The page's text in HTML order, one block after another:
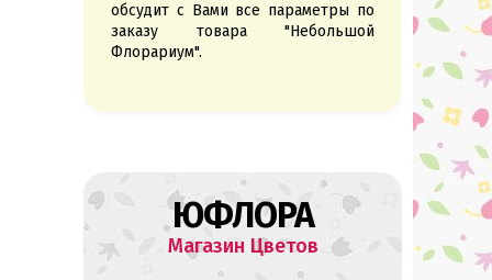
обсудит с Вами все параметры по
заказу товара "Небольшой
Флорариум".
ЮФЛОРА
Магазин Цветов